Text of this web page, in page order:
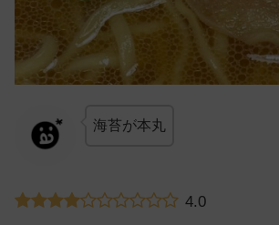
海苔が本丸
4.0